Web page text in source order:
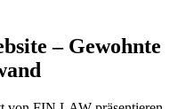
– Gewohnte